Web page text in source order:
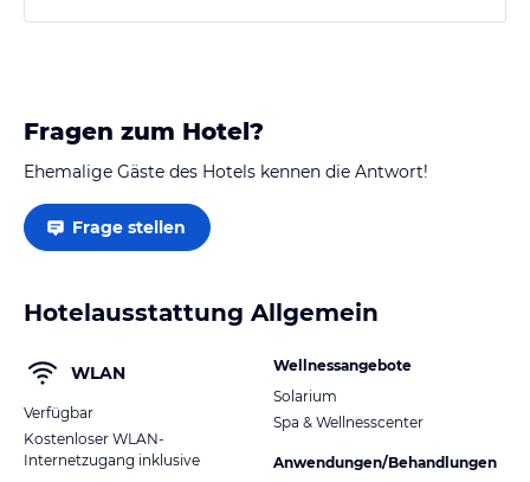
Fragen zum Hotel?
Ehemalige Gäste des Hotels kennen die Antwort!
Frage stellen
Hotelausstattung Allgemein
WLAN
Verfügbar
Kostenloser WLAN-
Internetzugang inklusive
Wellnessangebote
Solarium
Spa & Wellnesscenter
Anwendungen/Behandlungen